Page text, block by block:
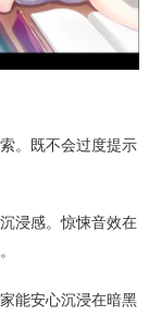
。既不会过度提示
浸感。惊悚音效在
能安心沉浸在暗黑